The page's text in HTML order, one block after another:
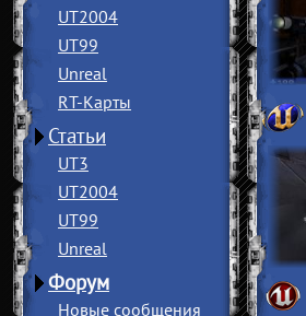
UT2004
UT99
Unreal
RT-Карты
Статьи
UT3
UT2004
UT99
Unreal
Форум
Новые сообщения